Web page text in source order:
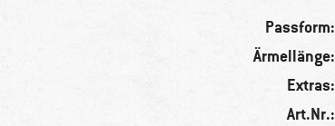
Passform:
Ärmellänge:
Extras:
Art.Nr.: